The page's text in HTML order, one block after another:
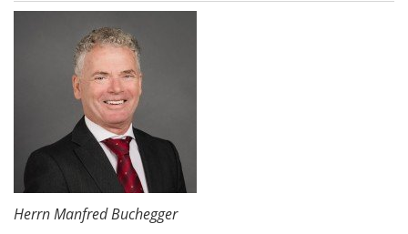
Herrn Manfred Buchegger